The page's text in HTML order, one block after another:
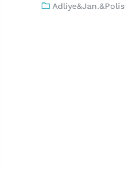
Adliye&Jan.&Polis